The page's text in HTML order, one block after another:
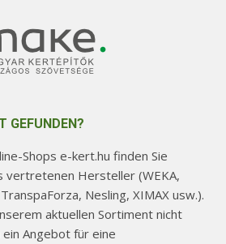
GEFUNDEN?
Shops e-kert.hu finden Sie
vertretenen Hersteller (WEKA,
Nesling, XIMAX usw.).
aktuellen Sortiment nicht
Angebot für eine